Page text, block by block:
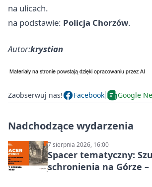
na ulicach.
na podstawie: Policja Chorzów.
Autor:krystian
Zaobserwuj nas! Facebook Google
Nadchodzące wydarzenia
7 sierpnia 2026, 16:00
Spacer tematyczny:
schronienia na Górze